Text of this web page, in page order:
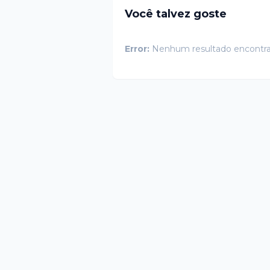
Você talvez goste
Error: Nenhum resultado